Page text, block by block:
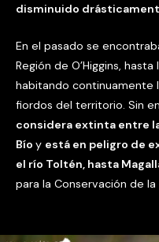
disminuido
En el pasado se
Región de O’Higgins,
habitando continuamente
fiordos del territorio. Sin
considera extinta entre
Bío y está en peligro de
el río Toltén, hasta
para la Conservación de la